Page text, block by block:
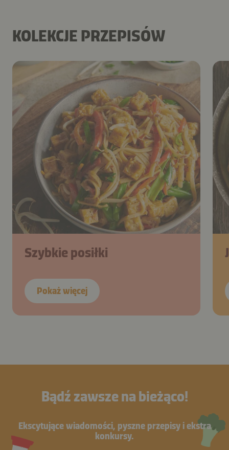
KOLEKCJE PRZEPISÓW
Szybkie posiłki
Pokaż więcej
Bądź zawsze na bieżąco!
Ekscytujące wiadomości, pyszne przepisy i ekstra
konkursy.